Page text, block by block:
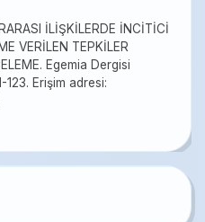
İLİŞKİLERDE İNCİTİCİ
VERİLEN TEPKİLER
Egemia Dergisi
123. Erişim adresi: